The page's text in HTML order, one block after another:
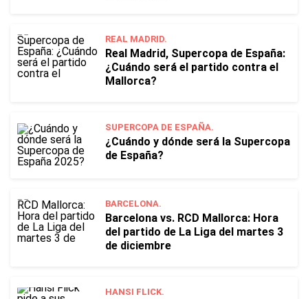
REAL MADRID.
Real Madrid, Supercopa de España:
¿Cuándo será el partido contra el
Mallorca?
SUPERCOPA DE ESPAÑA.
¿Cuándo y dónde será la Supercopa
de España?
BARCELONA.
Barcelona vs. RCD Mallorca: Hora
del partido de La Liga del martes 3
de diciembre
HANSI FLICK.